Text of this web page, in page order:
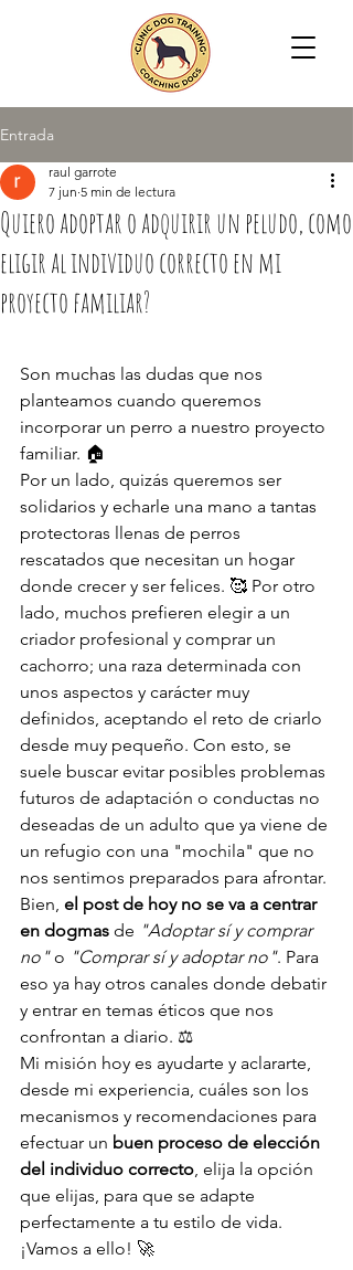
Entrada
Quiero adoptar o adquirir un peludo, como
eligir al individuo correcto en mi
proyecto familiar?
raul garrote
7 jun 5 min de lectura
Son muchas las dudas que nos
planteamos cuando queremos
incorporar un perro a nuestro proyecto
familiar. 🏠
Por un lado, quizás queremos ser
solidarios y echarle una mano a tantas
protectoras llenas de perros
rescatados que necesitan un hogar
donde crecer y ser felices. 🥰 Por otro
lado, muchos prefieren elegir a un
criador profesional y comprar un
cachorro; una raza determinada con
unos aspectos y carácter muy
definidos, aceptando el reto de criarlo
desde muy pequeño. Con esto, se
suele buscar evitar posibles problemas
futuros de adaptación o conductas no
deseadas de un adulto que ya viene de
un refugio con una "mochila" que no
nos sentimos preparados para afrontar.
Bien, el post de hoy no se va a centrar
en dogmas de "Adoptar sí y comprar
no" o "Comprar sí y adoptar no". Para
eso ya hay otros canales donde debatir
y entrar en temas éticos que nos
confrontan a diario. ⚖️
Mi misión hoy es ayudarte y aclararte,
desde mi experiencia, cuáles son los
mecanismos y recomendaciones para
efectuar un buen proceso de elección
del individuo correcto, elija la opción
que elijas, para que se adapte
perfectamente a tu estilo de vida.
¡Vamos a ello! 🚀